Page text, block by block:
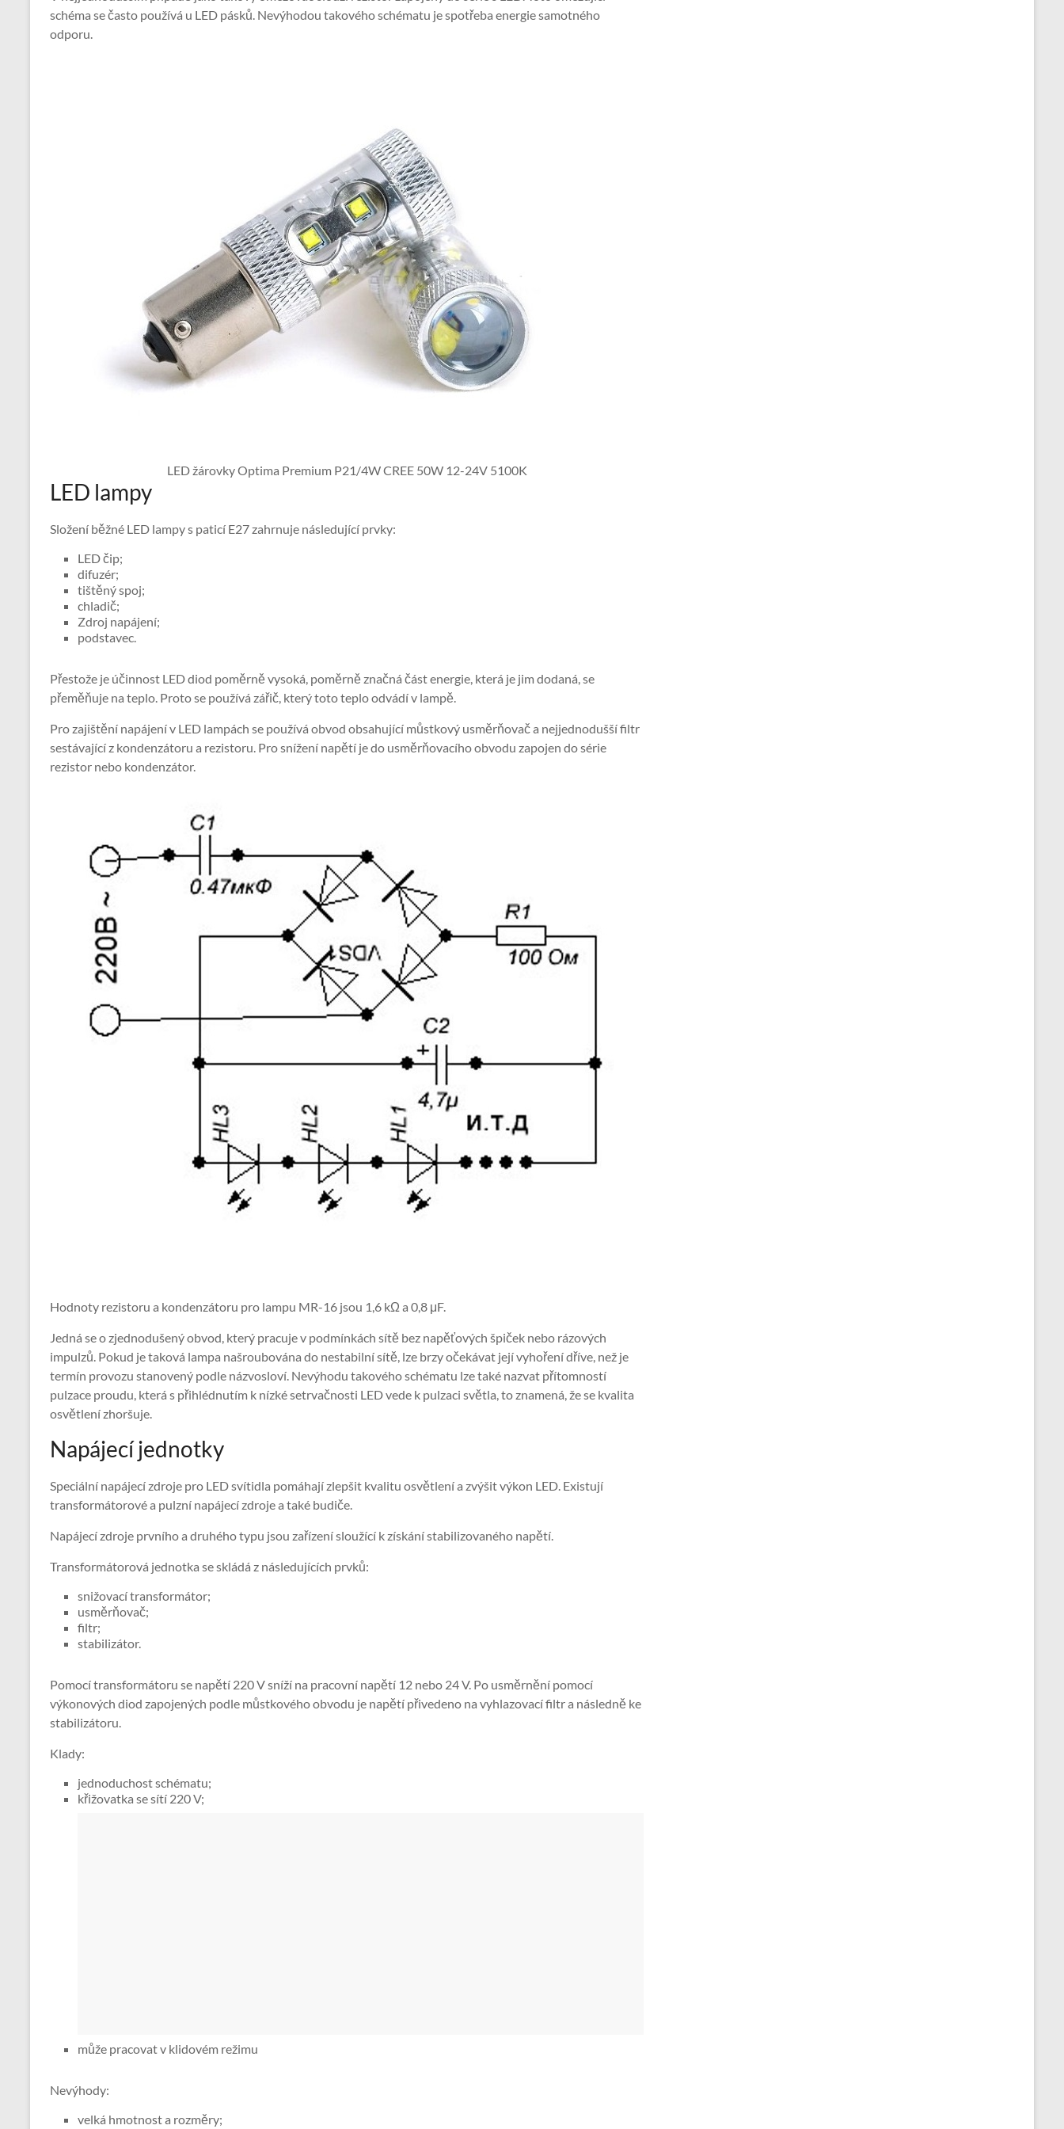
schéma se často používá u LED pásků. Nevýhodou takového schématu je spotřeba energie samotného
odporu.
LED žárovky Optima Premium P21/4W CREE 50W 12-24V 5100K
LED lampy
Složení běžné LED lampy s paticí E27 zahrnuje následující prvky:
LED čip;
difuzér;
tištěný spoj;
chladič;
Zdroj napájení;
podstavec.
Přestože je účinnost LED diod poměrně vysoká, poměrně značná část energie, která je jim dodaná, se
přeměňuje na teplo. Proto se používá zářič, který toto teplo odvádí v lampě.
Pro zajištění napájení v LED lampách se používá obvod obsahující můstkový usměrňovač a nejjednodušší filtr
sestávající z kondenzátoru a rezistoru. Pro snížení napětí je do usměrňovacího obvodu zapojen do série
rezistor nebo kondenzátor.
Hodnoty rezistoru a kondenzátoru pro lampu MR-16 jsou 1,6 kΩ a 0,8 μF.
Jedná se o zjednodušený obvod, který pracuje v podmínkách sítě bez napěťových špiček nebo rázových
impulzů. Pokud je taková lampa našroubována do nestabilní sítě, lze brzy očekávat její vyhoření dříve, než je
termín provozu stanovený podle názvosloví. Nevýhodu takového schématu lze také nazvat přítomností
pulzace proudu, která s přihlédnutím k nízké setrvačnosti LED vede k pulzaci světla, to znamená, že se kvalita
osvětlení zhoršuje.
Napájecí jednotky
Speciální napájecí zdroje pro LED svítidla pomáhají zlepšit kvalitu osvětlení a zvýšit výkon LED. Existují
transformátorové a pulzní napájecí zdroje a také budiče.
Napájecí zdroje prvního a druhého typu jsou zařízení sloužící k získání stabilizovaného napětí.
Transformátorová jednotka se skládá z následujících prvků:
snižovací transformátor;
usměrňovač;
filtr;
stabilizátor.
Pomocí transformátoru se napětí 220 V sníží na pracovní napětí 12 nebo 24 V. Po usměrnění pomocí
výkonových diod zapojených podle můstkového obvodu je napětí přivedeno na vyhlazovací filtr a následně ke
stabilizátoru.
Klady:
jednoduchost schématu;
křižovatka se sítí 220 V;
může pracovat v klidovém režimu
Nevýhody:
velká hmotnost a rozměry;